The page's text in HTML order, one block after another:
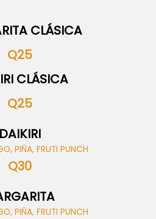
CLÁSICA
Q25
CLÁSICA
Q25
DAIKIRI
PIÑA, FRUTI PUNCH
Q30
PIÑA, FRUTI PUNCH